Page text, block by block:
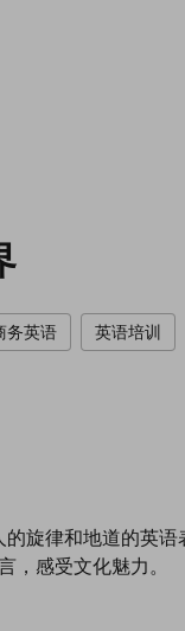
务英语 英语培训
旋律和地道的英语
感受文化魅力。